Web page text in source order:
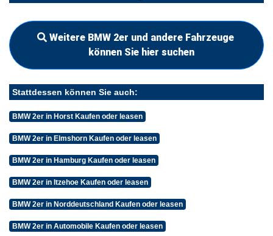
Weitere BMW 2er und andere Fahrzeuge
können Sie hier suchen
Stattdessen können Sie auch:
BMW 2er in Horst Kaufen oder leasen
BMW 2er in Elmshorn Kaufen oder leasen
BMW 2er in Hamburg Kaufen oder leasen
BMW 2er in Itzehoe Kaufen oder leasen
BMW 2er in Norddeutschland Kaufen oder leasen
BMW 2er in Automobile Kaufen oder leasen